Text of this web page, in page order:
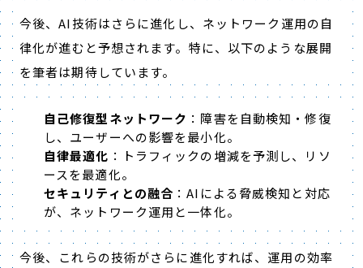
今後、AI技術はさらに進化し、ネットワーク運用の自
律化が進むと予想されます。特に、以下のような展開
を筆者は期待しています。
自己修復型ネットワーク ：障害を自動検知・修復
し、ユーザーへの影響を最小化。
自律最適化 ：トラフィックの増減を予測し、リソ
ースを最適化。
セキュリティとの融合 ：AI による脅威検知と対応
が、ネットワーク運用と一体化。
今後、これらの技術がさらに進化すれば、運用の効率